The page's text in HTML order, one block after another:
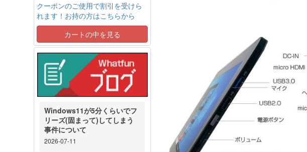
クーポンのご使用で割引を受けら
れます！お持の方はこちらから
カートの中を見る
Windows11が5分くらいでフ
リーズ(固まって)してしまう
事件について
2026-07-11